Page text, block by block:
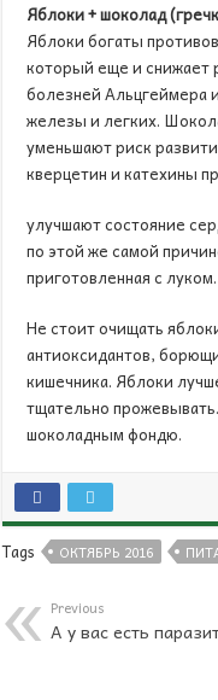
Яблоки + шоколад
Яблоки богаты
который еще и снижает
болезней Альцгеймера
железы и легких.
уменьшают риск
кверцетин и катехины
улучшают состояние
по этой же самой
приготовленная с луком.
Не стоит очищать
антиоксидантов,
кишечника. Яблоки
тщательно
шоколадным фондю.
Tags ОКТЯБРЬ 2016
Previous
А у вас есть